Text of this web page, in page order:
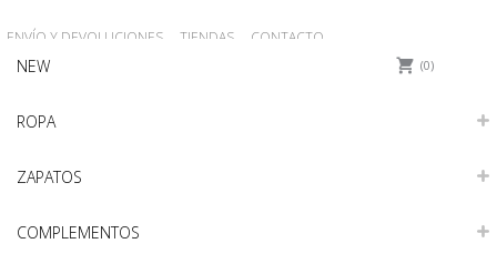
0
ENVÍO Y DEVOLUCIONES TIENDAS CONTACTO
NEW
ROPA
ZAPATOS
COMPLEMENTOS